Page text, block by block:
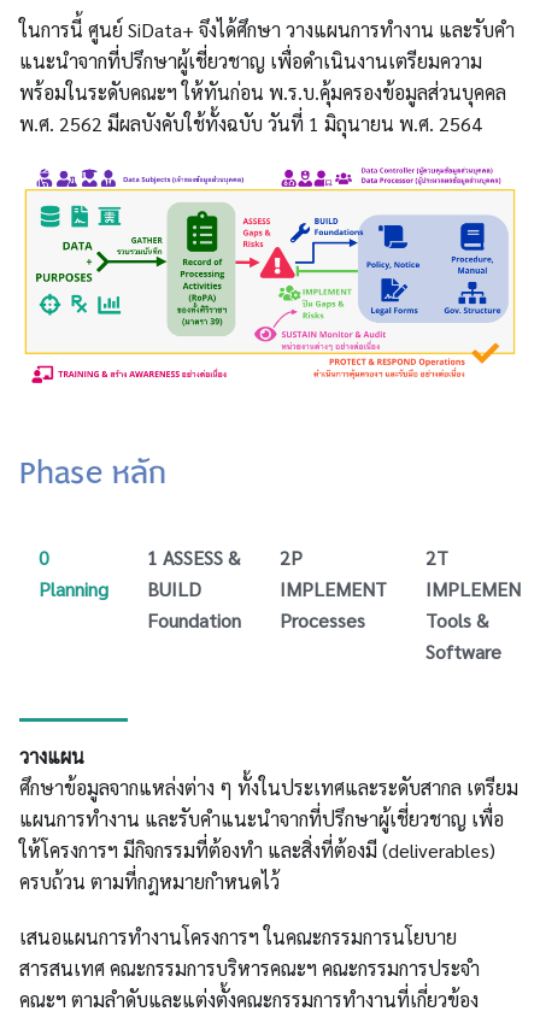
ในการนี้ ศูนย์ SiData+ จึงได้ศึกษา วางแผนการทำงาน และรับคำ
แนะนำจากที่ปรึกษาผู้เชี่ยวชาญ เพื่อดำเนินงานเตรียมความ
พร้อมในระดับคณะฯ ให้ทันก่อน พ.ร.บ.คุ้มครองข้อมูลส่วนบุคคล
พ.ศ. 2562 มีผลบังคับใช้ทั้งฉบับ วันที่ 1 มิถุนายน พ.ศ. 2564
Phase หลัก
0
Planning
1 ASSESS &
BUILD
Foundation
2P
IMPLEMENT
Processes
2T
IMPLEMENT
Tools &
Software
วางแผน
ศึกษาข้อมูลจากแหล่งต่าง ๆ ทั้งในประเทศและระดับสากล เตรียม
แผนการทำงาน และรับคำแนะนำจากที่ปรึกษาผู้เชี่ยวชาญ เพื่อ
ให้โครงการฯ มีกิจกรรมที่ต้องทำ และสิ่งที่ต้องมี (deliverables)
ครบถ้วน ตามที่กฎหมายกำหนดไว้
เสนอแผนการทำงานโครงการฯ ในคณะกรรมการนโยบาย
สารสนเทศ คณะกรรมการบริหารคณะฯ คณะกรรมการประจำ
คณะฯ ตามลำดับและแต่งตั้งคณะกรรมการทำงานที่เกี่ยวข้อง